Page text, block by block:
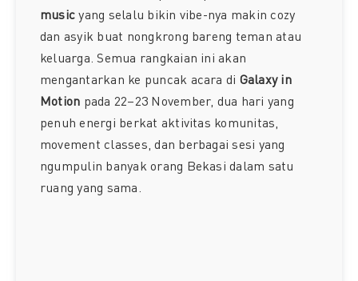
musicyang selalu bikin vibe-nya makin cozy
dan asyik buat nongkrong bareng teman atau
keluarga. Semua rangkaian ini akan
mengantarkan ke puncak acara di Galaxy in
Motion pada 22–23 November, dua hari yang
penuh energi berkat aktivitas komunitas,
movement classes, dan berbagai sesi yang
ngumpulin banyak orang Bekasi dalam satu
ruang yang sama.